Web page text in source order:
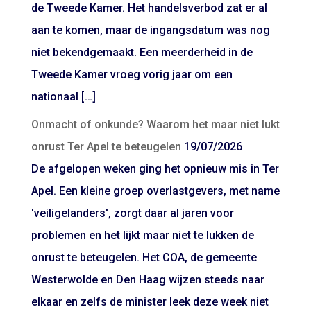
de Tweede Kamer. Het handelsverbod zat er al
aan te komen, maar de ingangsdatum was nog
niet bekendgemaakt. Een meerderheid in de
Tweede Kamer vroeg vorig jaar om een
nationaal […]
Onmacht of onkunde? Waarom het maar niet lukt
onrust Ter Apel te beteugelen 19/07/2026
De afgelopen weken ging het opnieuw mis in Ter
Apel. Een kleine groep overlastgevers, met name
'veiligelanders', zorgt daar al jaren voor
problemen en het lijkt maar niet te lukken de
onrust te beteugelen. Het COA, de gemeente
Westerwolde en Den Haag wijzen steeds naar
elkaar en zelfs de minister leek deze week niet